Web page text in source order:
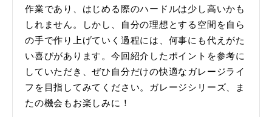
作業であり、はじめる際のハードルは少し高いかも
しれません。しかし、自分の理想とする空間を自ら
の手で作り上げていく過程には、何事にも代えがた
い喜びがあります。今回紹介したポイントを参考に
していただき、ぜひ自分だけの快適なガレージライ
フを目指してみてください。ガレージシリーズ、ま
たの機会もお楽しみに！